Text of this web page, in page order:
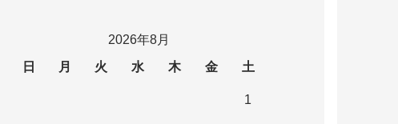
2026年8月
日
月 火 水 木 金 土
1